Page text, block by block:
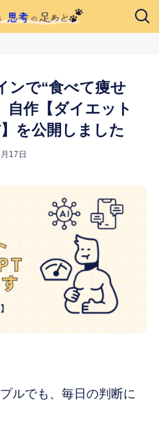
ンで“食べて痩せ
自作【ダイエット
を公開しました
17日
ルでも、毎日の判断に